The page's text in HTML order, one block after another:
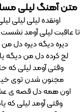
متن آهنگ لیلی
اونقده لیلی لیلی
تا عاقبت لیلی آومد
دیره دیگه دیره دل من
لج کرده دل من دیگه
وقتی آومد لیلی که
مجنون شدن توی
اون همه دل قصه ی
وقتی آومد لیلی که